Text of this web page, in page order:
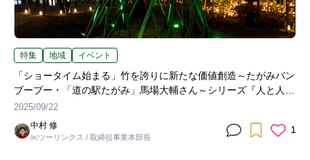
特集 地域 イベント
「ショータイム始まる」竹を誇りに新たな価値創造～たがみバン
ブーブー・「道の駅たがみ」馬場大輔さん～シリーズ『人と人が
つなぐ観光』（第1回）
2025/09/22
中村 修
㈱ツーリンクス / 取締役事業本部長
1